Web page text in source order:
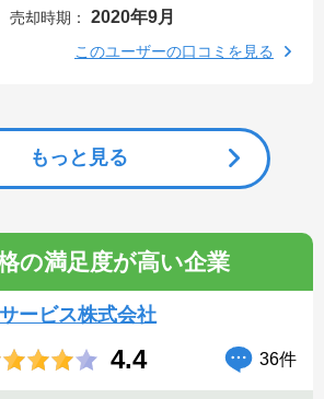
売却時期： 2020年9月
このユーザーの口コミを見る
もっと見る
の満足度が高い企業
ービス株式会社
4.4 36件